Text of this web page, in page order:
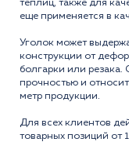
теплиц, также для
еще применяется в
Уголок может
конструкции от
болгарки или резака.
прочностью и
метр продукции.
Для всех клиентов
товарных позиций от